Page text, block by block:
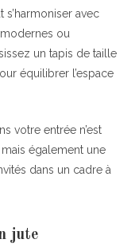
avec
ou
un tapis de taille
équilibrer l’espace
votre entrée n’est
également une
dans un cadre à
jute